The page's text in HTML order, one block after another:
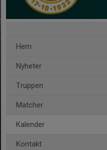
Hem
Nyheter
Truppen
Matcher
Kalender
Kontakt